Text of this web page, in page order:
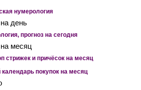
нумерология
день
прогноз на сегодня
месяц
стрижек и причёсок на месяц
покупок на месяц